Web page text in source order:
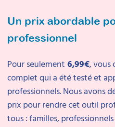
Un prix abordable
professionnel
Pour seulement 6,99€, vous
complet qui a été testé et
professionnels. Nous avons
prix pour rendre cet outil
tous : familles,